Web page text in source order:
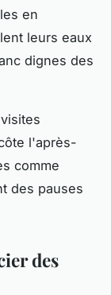
en
leurs eaux
dignes des
l'après-
comme
des pauses
des